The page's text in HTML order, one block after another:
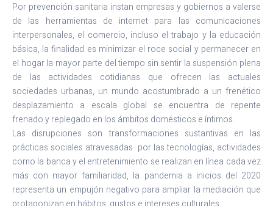
Por prevención sanitaria instan empresas y gobiernos a valerse
de las herramientas de internet para las comunicaciones
interpersonales, el comercio, incluso el trabajo y la educación
básica, la finalidad es minimizar el roce social y permanecer en
el hogar la mayor parte del tiempo sin sentir la suspensión plena
de las actividades cotidianas que ofrecen las actuales
sociedades urbanas, un mundo acostumbrado a un frenético
desplazamiento a escala global se encuentra de repente
frenado y replegado en los ámbitos domésticos e íntimos.
Las disrupciones son transformaciones sustantivas en las
prácticas sociales atravesadas por las tecnologías, actividades
como la banca y el entretenimiento se realizan en línea cada vez
más con mayor familiaridad, la pandemia a inicios del 2020
representa un empujón negativo para ampliar la mediación que